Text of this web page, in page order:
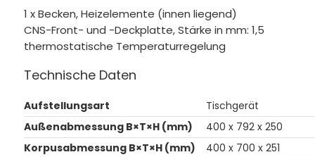
1 x Becken, Heizelemente (innen liegend)
CNS-Front- und -Deckplatte, Stärke in mm: 1,5
thermostatische Temperaturregelung
Technische Daten
Aufstellungsart
Tischgerät
Außenabmessung B×T×H (mm)
400 x 792 x 250
Korpusabmessung B×T×H (mm)
400 x 700 x 251